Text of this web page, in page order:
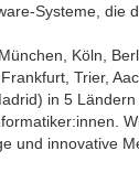
Systeme, die
Köln,
Trier,
in 5
und innovative